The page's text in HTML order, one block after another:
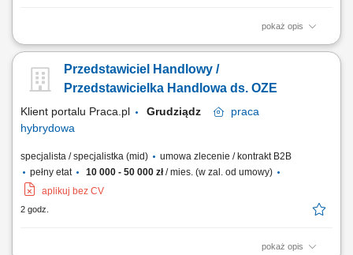
pokaż opis
Doradzanie klientom w zakresie nowoczesnych rozwiązań z obszaru
prowadzenie spotkań handlowych. Przygotowywanie ofert i
finalizowanie sprzedaży. Budowanie długofalowych relacji z klientami.
Przedstawiciel Handlowy /
Przedstawicielka Handlowa ds. OZE
Klient portalu Praca.pl Grudziądz
praca
hybrydowa
specjalista / specjalistka (mid)
umowa zlecenie / kontrakt B2B
pełny etat
10 000 - 50 000 zł/ mies. (w zal. od umowy)
aplikuj bez CV
2 godz.
pokaż opis